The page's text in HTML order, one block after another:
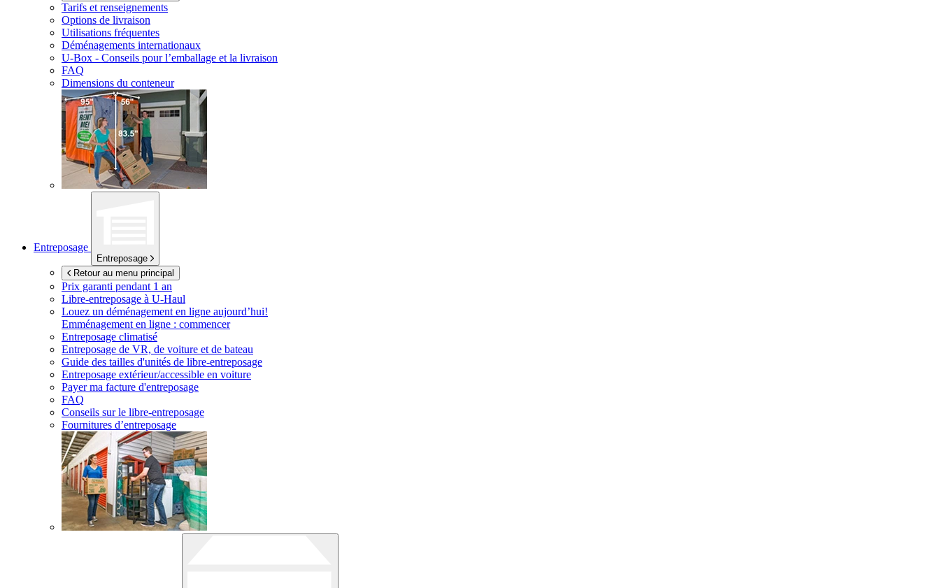
Tarifs et renseignements
Options de livraison
Utilisations fréquentes
Déménagements internationaux
U-Box - Conseils pour l’emballage et la livraison
FAQ
Dimensions du conteneur
Entreposage
Entreposage
Retour au menu principal
Prix garanti pendant 1 an
Libre-entreposage à U-Haul
Louez un déménagement en ligne aujourd’hui!
Emménagement en ligne : commencer
Entreposage climatisé
Entreposage de VR, de voiture et de bateau
Guide des tailles d'unités de libre-entreposage
Entreposage extérieur/accessible en voiture
Payer ma facture d'entreposage
FAQ
Conseils sur le libre-entreposage
Fournitures d’entreposage